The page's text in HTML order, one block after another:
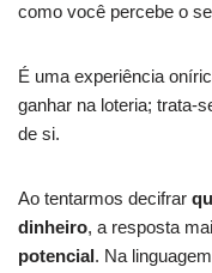
como você percebe o
É uma experiência
ganhar na loteria; trata-
de si.
Ao tentarmos decifrar
dinheiro, a resposta
potencial. Na